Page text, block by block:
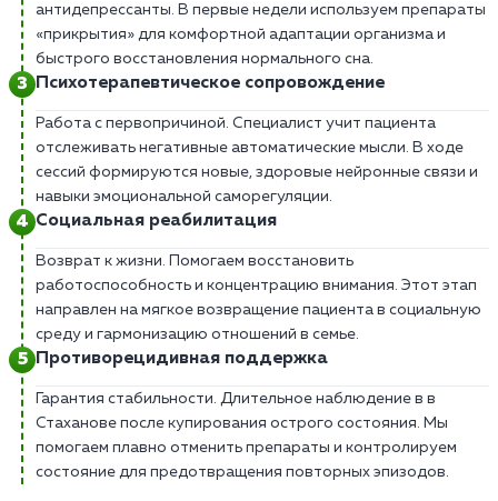
антидепрессанты. В первые недели используем препараты
«прикрытия» для комфортной адаптации организма и
быстрого восстановления нормального сна.
Психотерапевтическое сопровождение
Работа с первопричиной. Специалист учит пациента
отслеживать негативные автоматические мысли. В ходе
сессий формируются новые, здоровые нейронные связи и
навыки эмоциональной саморегуляции.
Социальная реабилитация
Возврат к жизни. Помогаем восстановить
работоспособность и концентрацию внимания. Этот этап
направлен на мягкое возвращение пациента в социальную
среду и гармонизацию отношений в семье.
Противорецидивная поддержка
Гарантия стабильности. Длительное наблюдение в в
Стаханове после купирования острого состояния. Мы
помогаем плавно отменить препараты и контролируем
состояние для предотвращения повторных эпизодов.